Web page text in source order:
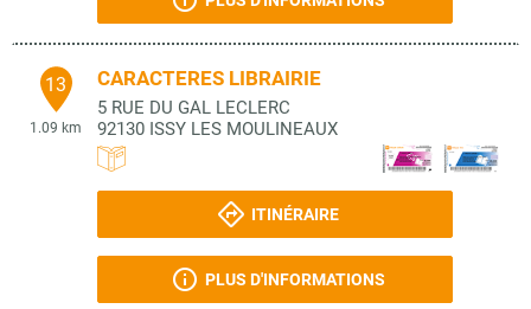
13
1.09 km
CARACTERES LIBRAIRIE
5 RUE DU GAL LECLERC
92130 ISSY LES MOULINEAUX
ITINÉRAIRE
PLUS D'INFORMATIONS